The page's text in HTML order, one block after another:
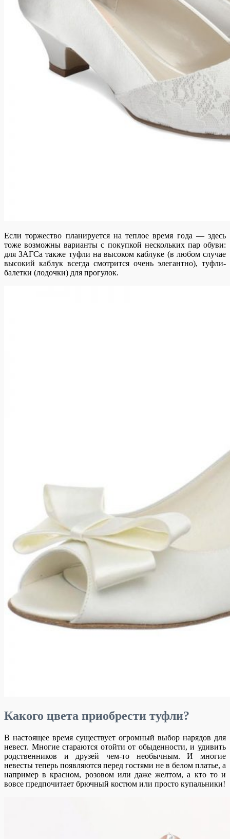
Если торжество планируется на теплое время года — здесь
тоже возможны варианты с покупкой нескольких пар обуви:
для ЗАГСа также туфли на высоком каблуке (в любом случае
высокий каблук всегда смотрится очень элегантно), туфли-
балетки (лодочки) для прогулок.
Какого цвета приобрести туфли?
В настоящее время существует огромный выбор нарядов для
невест. Многие стараются отойти от обыденности, и удивить
родственников и друзей чем-то необычным. И многие
невесты теперь появляются перед гостями не в белом платье, а
например в красном, розовом или даже желтом, а кто то и
вовсе предпочитает брючный костюм или просто купальники!